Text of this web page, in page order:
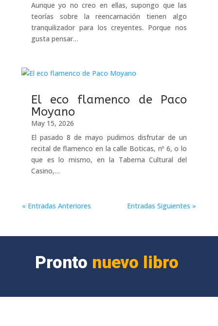
Aunque yo no creo en ellas, supongo que las
teorías sobre la reencarnación tienen algo
tranquilizador para los creyentes. Porque nos
gusta pensar…
El eco flamenco de Paco
Moyano
May 15, 2026
El pasado 8 de mayo pudimos disfrutar de un
recital de flamenco en la calle Boticas, nº 6, o lo
que es lo mismo, en la Taberna Cultural del
Casino,…
« Entradas Anteriores Entradas Siguientes »
Pronto nuevo libro